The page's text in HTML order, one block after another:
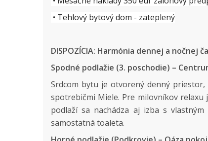
• Tehlový bytový dom - zateplený
DISPOZÍCIA: Harmónia dennej a nočnej
Spodné podlažie (3. poschodie) –
Srdcom bytu je otvorený denný
spotrebičmi Miele. Pre milovníkov relaxu
podlaží sa nachádza aj izba s
samostatná toaleta.